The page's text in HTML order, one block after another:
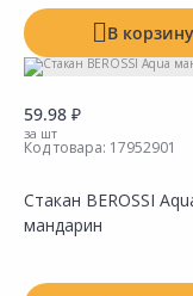
Показать все
ТипВ корзину
59.98 ₽
за шт
Код товара: 17952901
Стакан BEROSSI
мандарин